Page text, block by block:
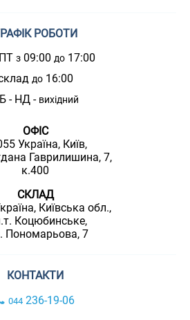
РОБОТИ
з 09:00 до 17:00
до16:00
- НД - вихідний
ОФІС
Україна, Київ,
Гаврилишина, 7,
к.400
СКЛАД
Київська обл.,
Коцюбинське,
Пономарьова, 7
КОНТАКТИ
044 236-19-06